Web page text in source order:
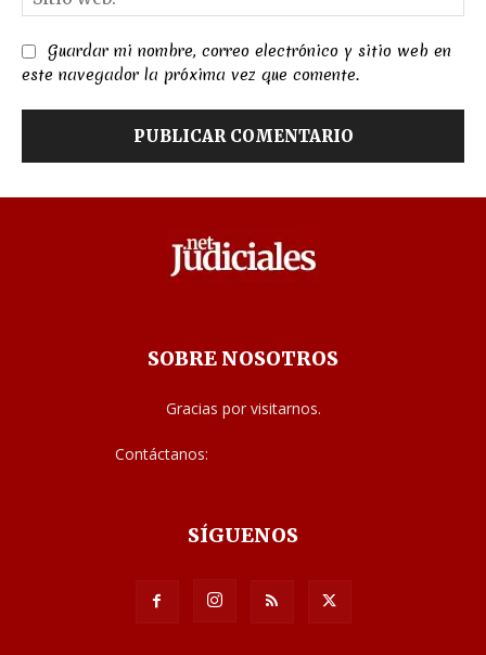
Guardar mi nombre, correo electrónico y sitio web en
este navegador la próxima vez que comente.
SOBRE NOSOTROS
Gracias por visitarnos.
Contáctanos:
SÍGUENOS